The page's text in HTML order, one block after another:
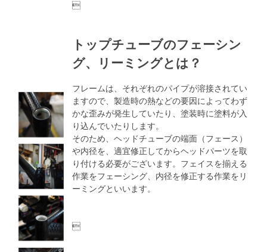

トップチューブのフェーシン
グ、リーミングとは？
フレームは、それぞれのパイプが溶接されてい
ますので、製造時の熱などの要因によってわず
かな歪みが発生していたり、塗装時に塗料が入
り込んでいたりします。
そのため、ヘッドチューブの端面（フェース）
や内径を、適宜修正してからヘッドパーツを取
り付ける必要がございます。フェイスを揃える
作業をフェーシング、内径を修正する作業をリ
ーミングといいます。
